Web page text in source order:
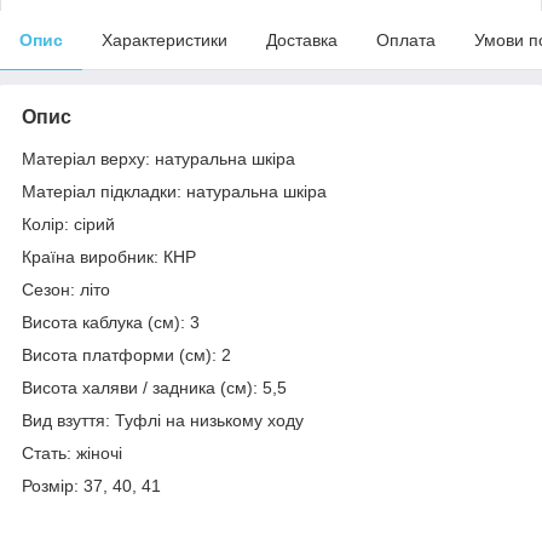
Опис Характеристики Доставка Оплата Умови
Опис
Матеріал верху: натуральна шкіра
Матеріал підкладки: натуральна шкіра
Колір: сірий
Країна виробник: КНР
Сезон: літо
Висота каблука (см): 3
Висота платформи (см): 2
Висота халяви / задника (см): 5,5
Вид взуття: Туфлі на низькому ходу
Стать: жіночі
Розмір: 37, 40, 41